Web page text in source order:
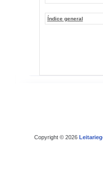
Índice general
Copyright © 2026